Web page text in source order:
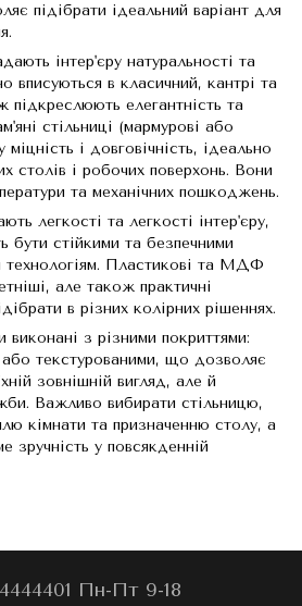
підібрати ідеальний варіант для
інтер'єру натуральності та
вписуються в класичний, кантрі та
підкреслюють елегантність та
стільниці (мармурові або
і довговічність, ідеально
столів і робочих поверхонь. Вони
та механічних пошкоджень.
легкості та легкості інтер'єру,
бути стійкими та безпечними
технологіям. Пластикові та МДФ
але також практичні
в різних колірних рішеннях.
виконані з різними покриттями:
текстурованими, що дозволяє
зовнішній вигляд, але й
Важливо вибирати стільницю,
кімнати та призначенню столу, а
зручність у повсякденній
Пн-Пт 9-18